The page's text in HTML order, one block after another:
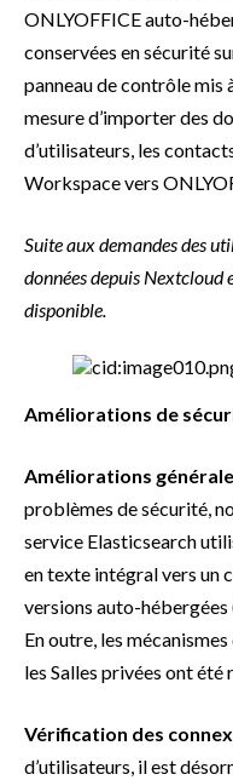
ONLYOFFICE auto-
conservées en sécurité
panneau de contrôle mis
mesure d’importer des
d’utilisateurs, les
Workspace vers
Suite aux demandes des
données depuis Nextcloud
disponible.
Améliorations de
Améliorations
problèmes de sécurité,
service Elasticsearch
en texte intégral vers un
versions auto-
En outre, les
les Salles privées ont été
Vérification des
d’utilisateurs, il est